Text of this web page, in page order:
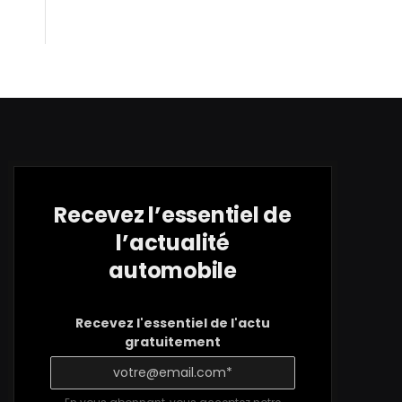
Recevez l’essentiel de
l’actualité
automobile
Recevez l'essentiel de l'actu
gratuitement